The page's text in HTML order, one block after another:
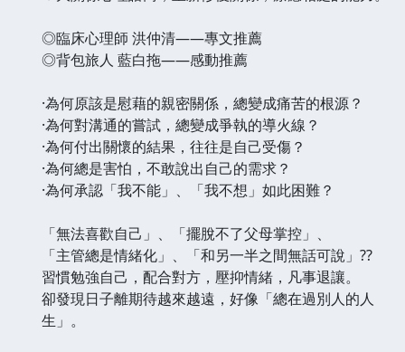
◎臨床心理師 洪仲清——專文推薦
◎背包旅人 藍白拖——感動推薦
·為何原該是慰藉的親密關係，總變成痛苦的根源？
·為何對溝通的嘗試，總變成爭執的導火線？
·為何付出關懷的結果，往往是自己受傷？
·為何總是害怕，不敢說出自己的需求？
·為何承認「我不能」、「我不想」如此困難？
「無法喜歡自己」、「擺脫不了父母掌控」、
「主管總是情緒化」、「和另一半之間無話可說」??
習慣勉強自己，配合對方，壓抑情緒，凡事退讓。
卻發現日子離期待越來越遠，好像「總在過別人的人
生」。